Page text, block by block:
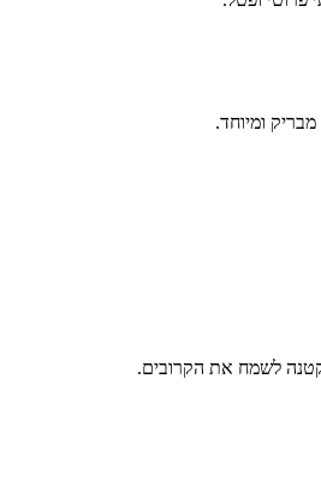
קטנה לשמח את הקרובים.